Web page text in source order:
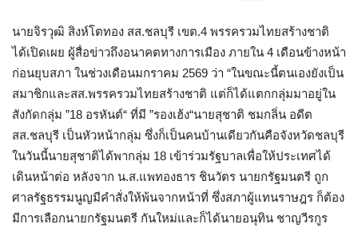
นายจิรวุฒิ สิงห์โตทอง สส.ชลบุรี เขต.4 พรรครวมไทยสร้างชาติ
ได้เปิดเผย ผู้สื่อข่าวถึงอนาคตทางการเมือง ภายใน 4 เดือนข้างหน้า
ก่อนยุบสภา ในช่วงเดือนมกราคม 2569 ว่า “ในขณะนี้ตนเองยังเป็น
สมาชิกและสส.พรรครวมไทยสร้างชาติ แต่ก็ได้แตกกลุ่มมาอยู่ใน
สังกัดกลุ่ม ”18 อรหันต์“ ที่มี ”รองเฮ้ง“นายสุชาติ ชมกลิ่น อดีต
สส.ชลบุรี เป็นหัวหน้ากลุ่ม ซึ่งก็เป็นคนบ้านเดียวกันคือจังหวัดชลบุรี
ในวันนี้นายสุชาติได้พากลุ่ม 18 เข้าร่วมรัฐบาลเพื่อให้ประเทศได้
เดินหน้าต่อ หลังจาก น.ส.แพทองธาร ชินวัตร นายกรัฐมนตรี ถูก
ศาลรัฐธรรมนูญมีคำสั่งให้พ้นจากหน้าที่ ซึ่งสภาผู้แทนราษฎร ก็ต้อง
มีการเลือกนายกรัฐมนตรี กันใหม่และก็ได้นายอนุทิน ชาญวีรกูร